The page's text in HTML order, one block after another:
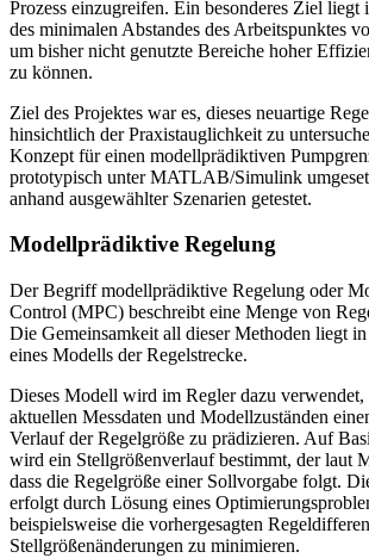
Prozess einzugreifen. Ein besonderes Ziel liegt
des minimalen Abstandes des Arbeitspunktes
um bisher nicht genutzte Bereiche hoher
zu können.
Ziel des Projektes war es, dieses neuartige
hinsichtlich der Praxistauglichkeit zu
Konzept für einen modellprädiktiven
prototypisch unter MATLAB/Simulink
anhand ausgewählter Szenarien getestet.
Modellprädiktive Regelung
Der Begriff modellprädiktive Regelung oder
Control (MPC) beschreibt eine Menge von
Die Gemeinsamkeit all dieser Methoden liegt
eines Modells der Regelstrecke.
Dieses Modell wird im Regler dazu verwendet,
aktuellen Messdaten und Modellzuständen
Verlauf der Regelgröße zu prädizieren. Auf
wird ein Stellgrößenverlauf bestimmt, der laut
dass die Regelgröße einer Sollvorgabe folgt.
erfolgt durch Lösung eines
beispielsweise die vorhergesagten
Stellgrößenänderungen zu minimieren.